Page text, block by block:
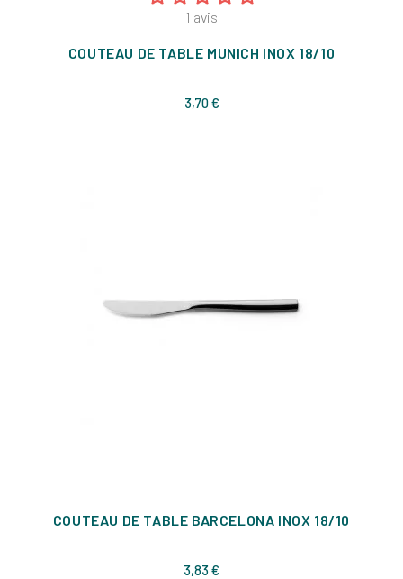
1 avis
COUTEAU DE TABLE MUNICH INOX 18/10
3,70 €Prix
COUTEAU DE TABLE BARCELONA INOX 18/10
3,83 €Prix